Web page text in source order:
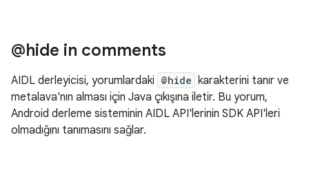
@hide in comments
AIDL derleyicisi, yorumlardaki @hide karakterini tanır ve
metalava'nın alması için Java çıkışına iletir. Bu yorum,
Android derleme sisteminin AIDL API'lerinin SDK API'leri
olmadığını tanımasını sağlar.